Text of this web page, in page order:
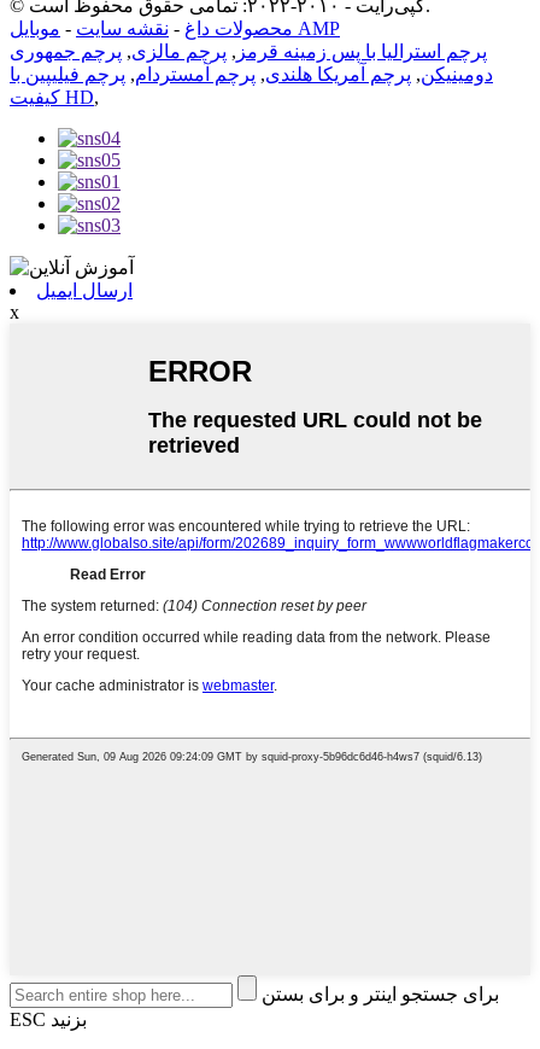
© کپی‌رایت - ۲۰۱۰-۲۰۲۲: تمامی حقوق محفوظ است.
محصولات داغ - نقشه سایت -
موبایل AMP
پرچم استرالیا با پس زمینه قرمز , پرچم مالزی, پرچم جمهوری
دومینیکن, پرچم آمریکا هلندی, پرچم آمستردام, پرچم فیلیپین با
کیفیت HD,
ارسال ایمیل
x
برای جستجو اینتر و برای بستن
ESC بزنید